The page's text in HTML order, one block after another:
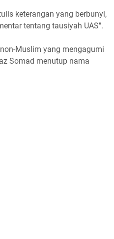
keterangan yang berbunyi,
tentang tausiyah UAS".
Muslim yang mengagumi
Somad menutup nama